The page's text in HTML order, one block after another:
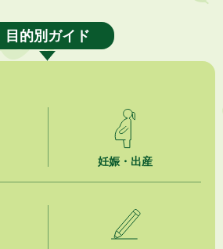
ついて
う、「エニ活。」 無料体験会のご案内」（掛
トネス掛川店)
目的別ガイド
妊娠・出産